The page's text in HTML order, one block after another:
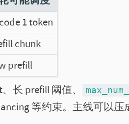
1 token
chunk
prefill
长 prefill 阈值、
等约束。主线可以压